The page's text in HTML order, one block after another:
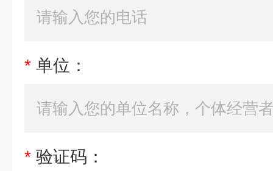
* 单位：
* 验证码：